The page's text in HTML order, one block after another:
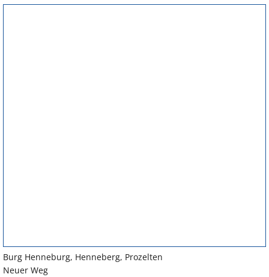
Burg Henneburg, Henneberg, Prozelten
Neuer Weg